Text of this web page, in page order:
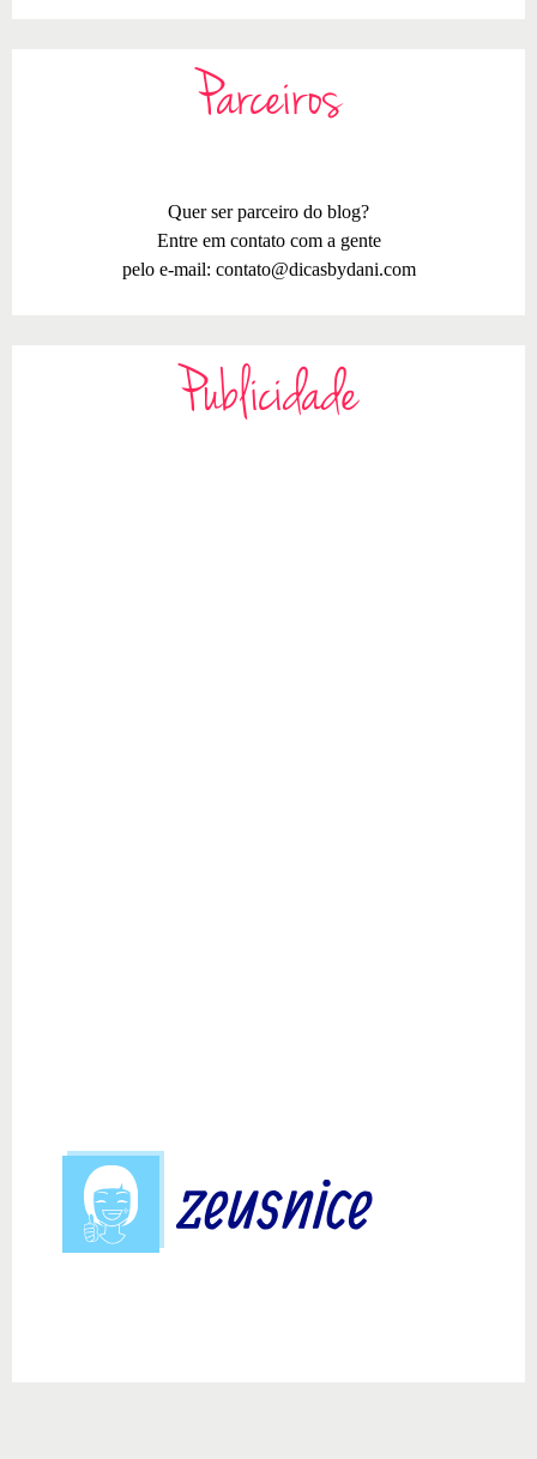
Parceiros
Quer ser parceiro do blog?
Entre em contato com a gente
pelo e-mail: contato@dicasbydani.com
Publicidade